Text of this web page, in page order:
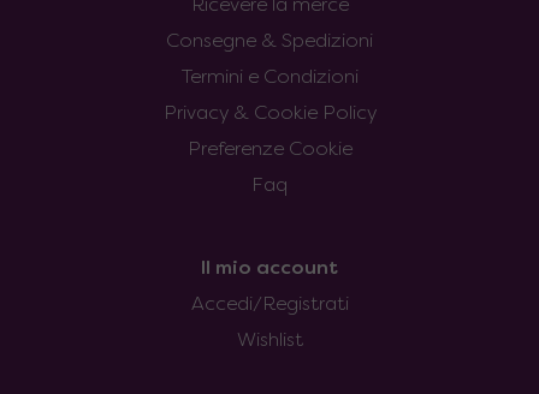
Ricevere la merce
Consegne & Spedizioni
Termini e Condizioni
Privacy & Cookie Policy
Preferenze Cookie
Faq
Il mio account
Accedi/Registrati
Wishlist